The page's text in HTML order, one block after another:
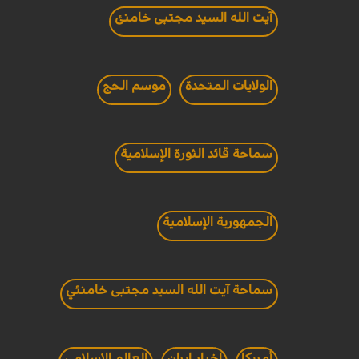
آيت الله السيد مجتبى خامنئ
الولايات المتحدة موسم الحج
سماحة قائد الثورة الإسلامية
الجمهورية الإسلامية
سماحة آيت الله السيد مجتبى خامنئي